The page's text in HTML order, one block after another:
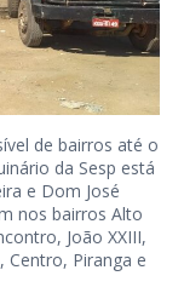
de bairros até o
da Sesp está
e Dom José
nos bairros Alto
João XXIII,
Centro, Piranga e